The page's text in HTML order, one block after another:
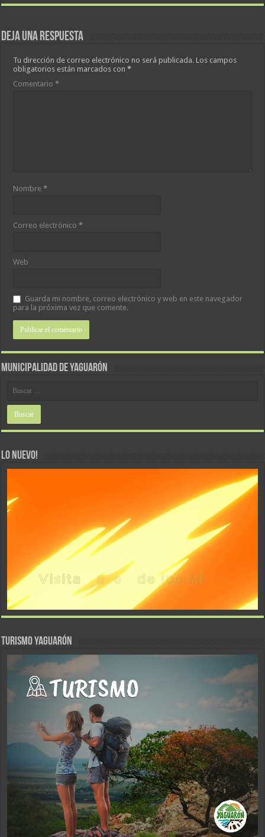
Deja una respuesta
Tu dirección de correo electrónico no será publicada. Los campos
obligatorios están marcados con*
Comentario*
Nombre*
Correo electrónico*
Web
Guarda mi nombre, correo electrónico y web en este navegador
para la próxima vez que comente.
MUNICIPALIDAD DE YAGUARÓN
LO NUEVO!
TURISMO YAGUARÓN